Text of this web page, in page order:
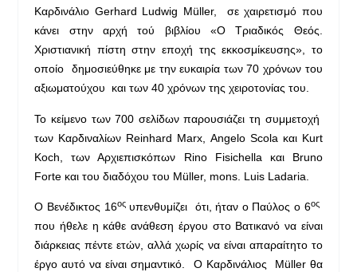
Καρδινάλιο Gerhard Ludwig Müller, σε χαιρετισμό που
κάνει στην αρχή τού βιβλίου «Ο Τριαδικός Θεός.
Χριστιανική πίστη στην εποχή της εκκοσμίκευσης», το
οποίο δημοσιεύθηκε με την ευκαιρία των 70 χρόνων του
αξιωματούχου και των 40 χρόνων της χειροτονίας του.
Το κείμενο των 700 σελίδων παρουσιάζει τη συμμετοχή
των Καρδιναλίων Reinhard Marx, Angelo Scola και Kurt
Koch, των Αρχιεπισκόπων Rino Fisichella και Bruno
Forte και του διαδόχου του Müller, mons. Luis Ladaria.
Ο Βενέδικτος 16οςυπενθυμίζει ότι, ήταν ο Παύλος ο 6ος
που ήθελε η κάθε ανάθεση έργου στο Βατικανό να είναι
διάρκειας πέντε ετών, αλλά χωρίς να είναι απαραίτητο το
έργο αυτό να είναι σημαντικό. Ο Καρδινάλιος Müller θα